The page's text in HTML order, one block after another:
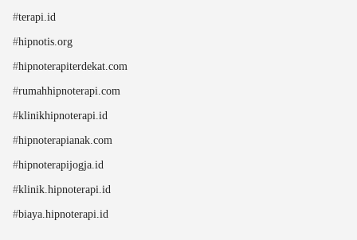
#terapi.id
#hipnotis.org
#hipnoterapiterdekat.com
#rumahhipnoterapi.com
#klinikhipnoterapi.id
#hipnoterapianak.com
#hipnoterapijogja.id
#klinik.hipnoterapi.id
#biaya.hipnoterapi.id